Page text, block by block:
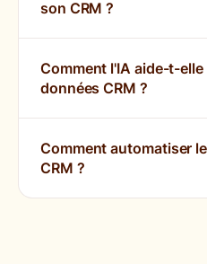
son CRM ?
Comment l'IA aide-t-
données CRM ?
Comment automatiser
CRM ?